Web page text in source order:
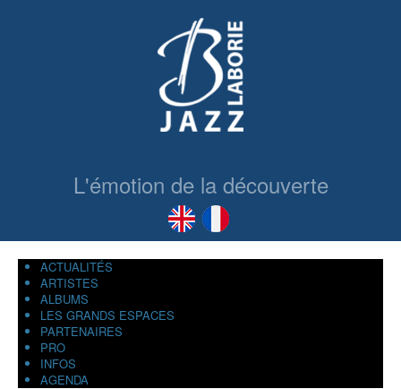
L'émotion de la découverte
ACTUALITÉS
ARTISTES
ALBUMS
LES GRANDS ESPACES
PARTENAIRES
PRO
INFOS
AGENDA